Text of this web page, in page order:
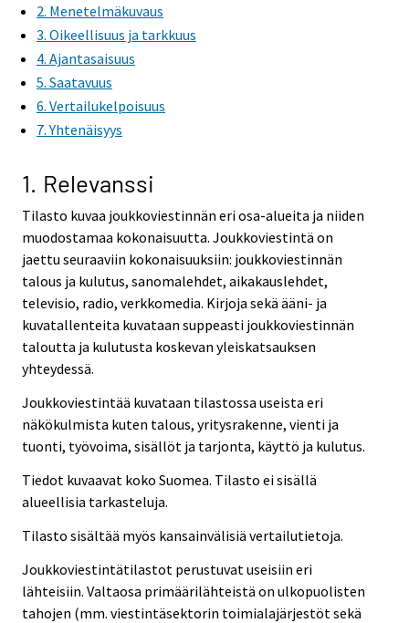
2. Menetelmäkuvaus
3. Oikeellisuus ja tarkkuus
4. Ajantasaisuus
5. Saatavuus
6. Vertailukelpoisuus
7. Yhtenäisyys
1. Relevanssi
Tilasto kuvaa joukkoviestinnän eri osa-alueita ja niiden
muodostamaa kokonaisuutta. Joukkoviestintä on
jaettu seuraaviin kokonaisuuksiin: joukkoviestinnän
talous ja kulutus, sanomalehdet, aikakauslehdet,
televisio, radio, verkkomedia. Kirjoja sekä ääni- ja
kuvatallenteita kuvataan suppeasti joukkoviestinnän
taloutta ja kulutusta koskevan yleiskatsauksen
yhteydessä.
Joukkoviestintää kuvataan tilastossa useista eri
näkökulmista kuten talous, yritysrakenne, vienti ja
tuonti, työvoima, sisällöt ja tarjonta, käyttö ja kulutus.
Tiedot kuvaavat koko Suomea. Tilasto ei sisällä
alueellisia tarkasteluja.
Tilasto sisältää myös kansainvälisiä vertailutietoja.
Joukkoviestintätilastot perustuvat useisiin eri
lähteisiin. Valtaosa primäärilähteistä on ulkopuolisten
tahojen (mm. viestintäsektorin toimialajärjestöt sekä